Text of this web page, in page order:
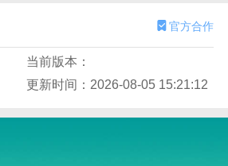
官方合作
当前版本：
更新时间：2026-08-05 15:21:12